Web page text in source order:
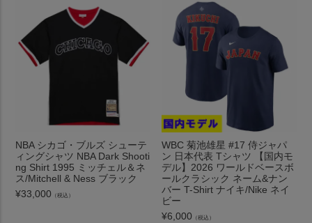
NBA シカゴ・ブルズ シューテ
ィングシャツ NBA Dark Shooti
ng Shirt 1995 ミッチェル＆ネ
ス/Mitchell & Ness ブラック
¥33,000 （税込）
WBC 菊池雄星 #17 侍ジャパ
ン 日本代表 Tシャツ 【国内モ
デル】2026 ワールドベースボ
ールクラシック ネーム&ナン
バー T-Shirt ナイキ/Nike ネイ
ビー
¥6,000 （税込）